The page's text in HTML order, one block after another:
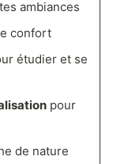
ambiances
confort
étudier et se
pour
de nature